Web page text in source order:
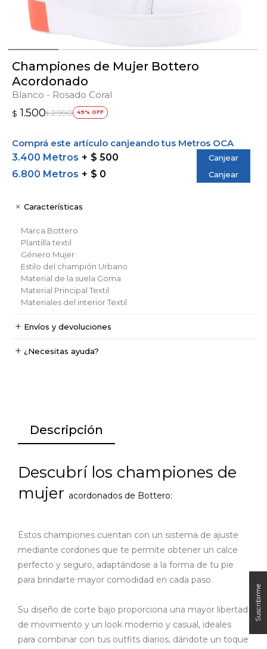
Championes de Mujer Bottero
Acordonado
Blanco - Rosado Coral
$ 1.500$ 2.990 49
Comprá este artículo canjeando tus Metros OCA
3.400 Metros
$ 500 Canjear
6.800 Metros $ 0 Canjear
Características
Marca Bottero
Plantilla textil
Género Mujer
Estilo del champión Urbano
Material de la suela Goma
Material Principal Textil
Materiales del interiorTextil
Envíos y devoluciones
¿Necesitas ayuda?
Descripción
Descubrí los championes de
mujer acordonados de Bottero:
Estos championes cuentan con un sistema de ajuste
mediante cordones que te permite obtener un calce
perfecto y seguro, adaptándose a la forma de tu pie
para brindarte mayor comodidad en cada paso.
Su diseño de corte bajo proporciona una mayor libertad
de movimiento y un look moderno y casual, ideales
para combinar con tus outfits diarios, dándote un toque